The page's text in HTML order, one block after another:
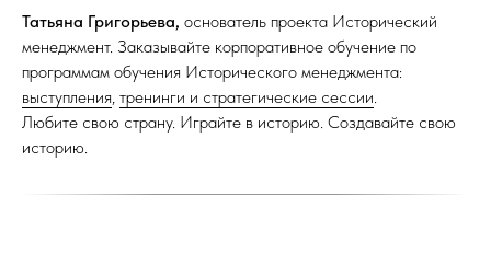
Татьяна Григорьева, основатель проекта Исторический
менеджмент. Заказывайте корпоративное обучение по
программам обучения Исторического менеджмента:
выступления тренинги и стратегические сессии
Любите свою страну. Играйте в историю. Создавайте свою
историю.